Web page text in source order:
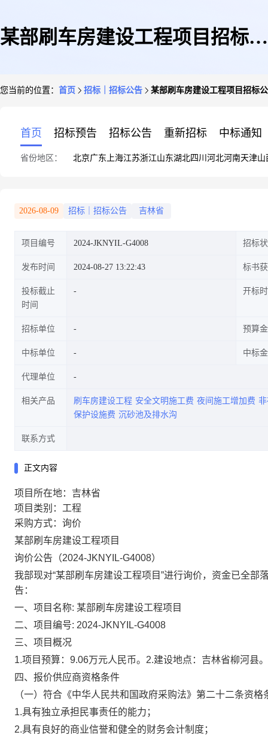
某部刷车房建设工程项目招标公
您当前的位置： 首页 招标｜招标公告 某部刷车房建设工程项目招标
首页 招标预告 招标公告 重新招标 中标通知
省份地区： 北京广东 上海江苏浙江山东湖北四川 河北河南天津山
2026-08-09 招标｜招标公告 吉林省
项目编号 2024-JKNYIL-G4008 招标
发布时间 2024-08-27 13:22:43 标书
投标截止
时间
开标
招标单位 预算
中标单位 中标
代理单位
相关产品 刷车房建设工程 安全文明施工费 夜间施工增加费
保护设施费 沉砂池及排水沟
联系方式
正文内容
项目所在地：吉林省
项目类别：工程
采购方式：询价
某部刷车房建设工程项目
询价公告（2024-JKNYIL-G4008）
我部现对“某部刷车房建设工程项目”进行询价，资金已全
告：
一、项目名称: 某部刷车房建设工程项目
二、项目编号: 2024-JKNYIL-G4008
三、项目概况
1.项目预算：9.06万元人民币。2.建设地点：吉林省柳河县
四、报价供应商资格条件
（一）符合《中华人民共和国政府采购法》第二十二条资格
1.具有独立承担民事责任的能力；
2.具有良好的商业信誉和健全的财务会计制度；